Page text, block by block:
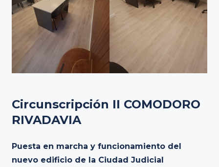
Circunscripción II COMODORO
RIVADAVIA
Puesta en marcha y funcionamiento del
nuevo edificio de la Ciudad Judicial